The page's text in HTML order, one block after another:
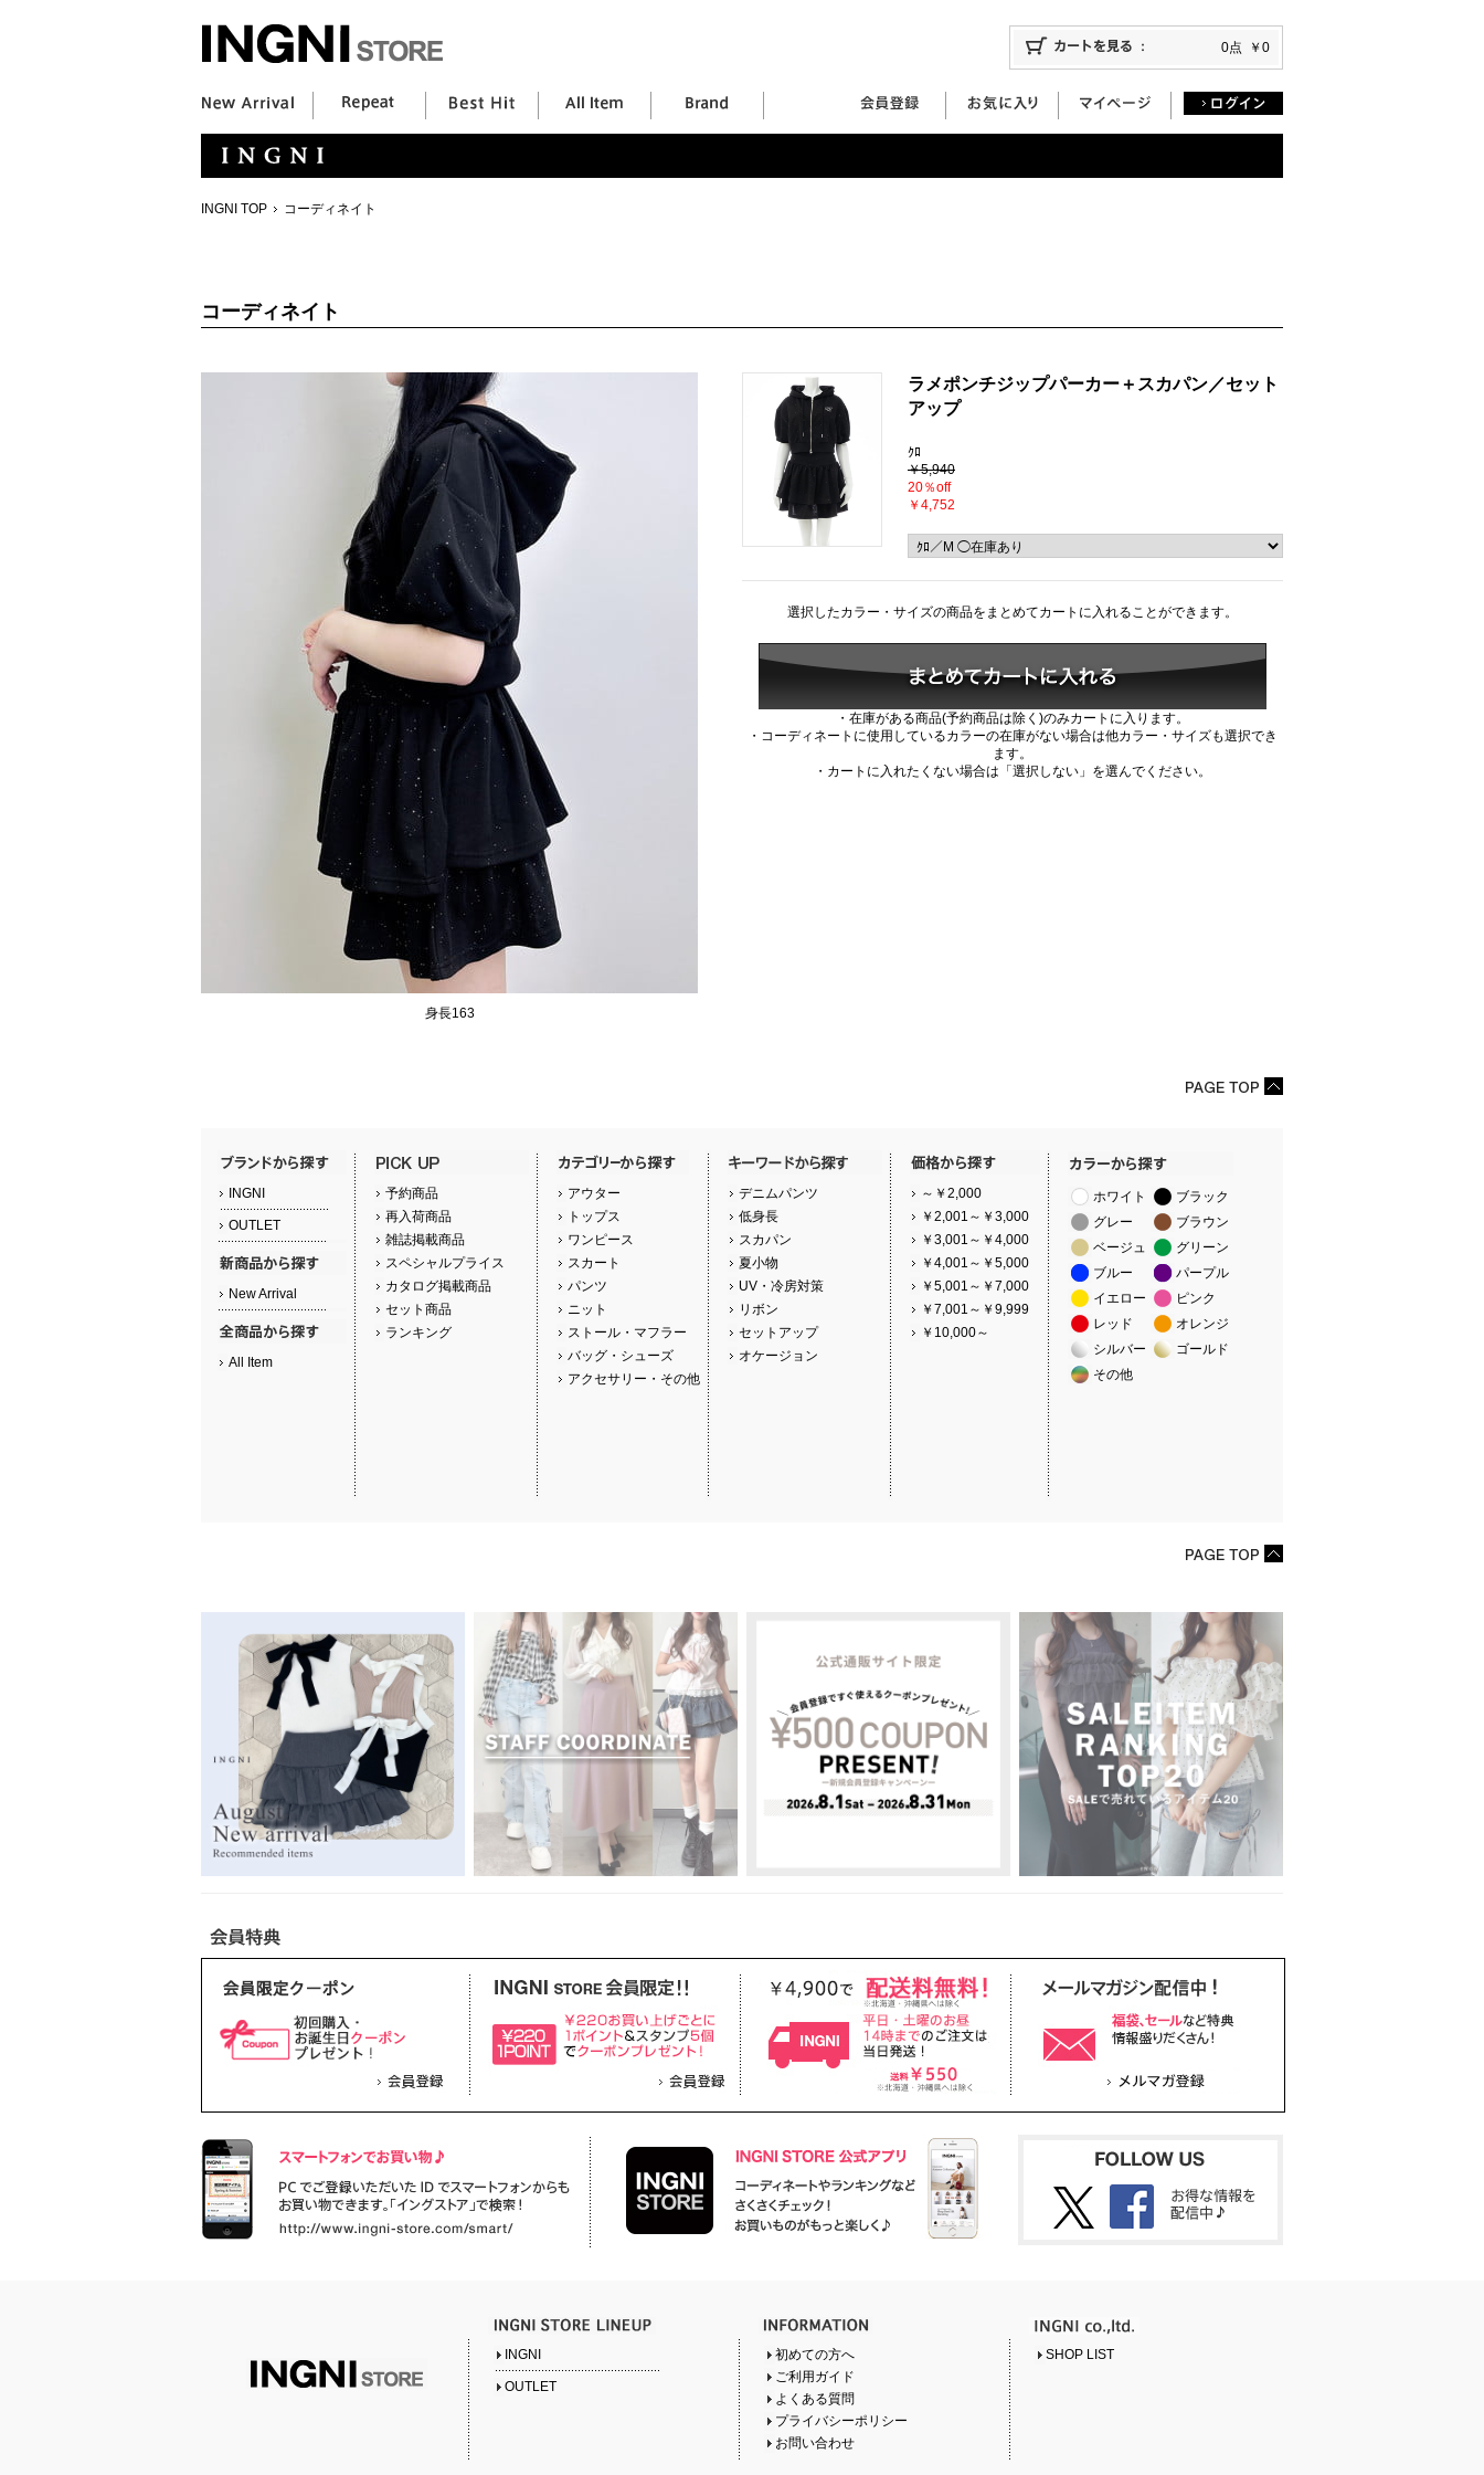
0点 ￥0
INGNI TOP コーディネイト
コーディネイト
身長163
ラメポンチジップパーカー＋スカパン／セット
アップ
ｸﾛ
￥5,940
20％off
￥4,752
選択したカラー・サイズの商品をまとめてカートに入れることができます。
・在庫がある商品(予約商品は除く)のみカートに入ります。
・コーディネートに使用しているカラーの在庫がない場合は他カラー・サイズも選択でき
ます。
・カートに入れたくない場合は「選択しない」を選んでください。
INGNI
OUTLET
New Arrival
All Item
予約商品
再入荷商品
雑誌掲載商品
スペシャルプライス
カタログ掲載商品
セット商品
ランキング
アウター
トップス
ワンピース
スカート
パンツ
ニット
ストール・マフラー
バッグ・シューズ
アクセサリー・その他
デニムパンツ
低身長
スカパン
夏小物
UV・冷房対策
リボン
セットアップ
オケージョン
～￥2,000
￥2,001～￥3,000
￥3,001～￥4,000
￥4,001～￥5,000
￥5,001～￥7,000
￥7,001～￥9,999
￥10,000～
ホワイト
ブラック
グレー
ブラウン
ベージュ
グリーン
ブルー
パープル
イエロー
ピンク
レッド
オレンジ
シルバー
ゴールド
その他
INGNI
OUTLET
初めての方へ
ご利用ガイド
よくある質問
プライバシーポリシー
お問い合わせ
SHOP LIST